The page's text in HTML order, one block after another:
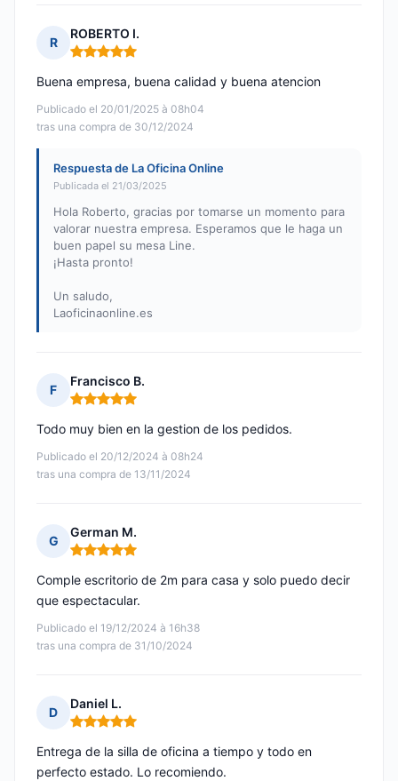
R
ROBERTO I.
Nota: 5 de 5
Publicado el 20/01/2025 à 08h04
tras una compra de 30/12/2024
Buena empresa, buena calidad y buena atencion
Respuesta de La Oficina Online
Publicada el 21/03/2025
Hola Roberto, gracias por tomarse un momento para
valorar nuestra empresa. Esperamos que le haga un
buen papel su mesa Line.
¡Hasta pronto!
Un saludo,
Laoficinaonline.es
F
Francisco B.
Nota: 5 de 5
Publicado el 20/12/2024 à 08h24
tras una compra de 13/11/2024
Todo muy bien en la gestion de los pedidos.
G
German M.
Nota: 5 de 5
Publicado el 19/12/2024 à 16h38
tras una compra de 31/10/2024
Comple escritorio de 2m para casa y solo puedo decir
que espectacular.
D
Daniel L.
Nota: 5 de 5
Entrega de la silla de oficina a tiempo y todo en
perfecto estado. Lo recomiendo.